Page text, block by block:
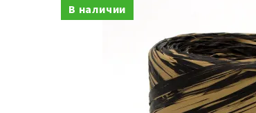
В наличии